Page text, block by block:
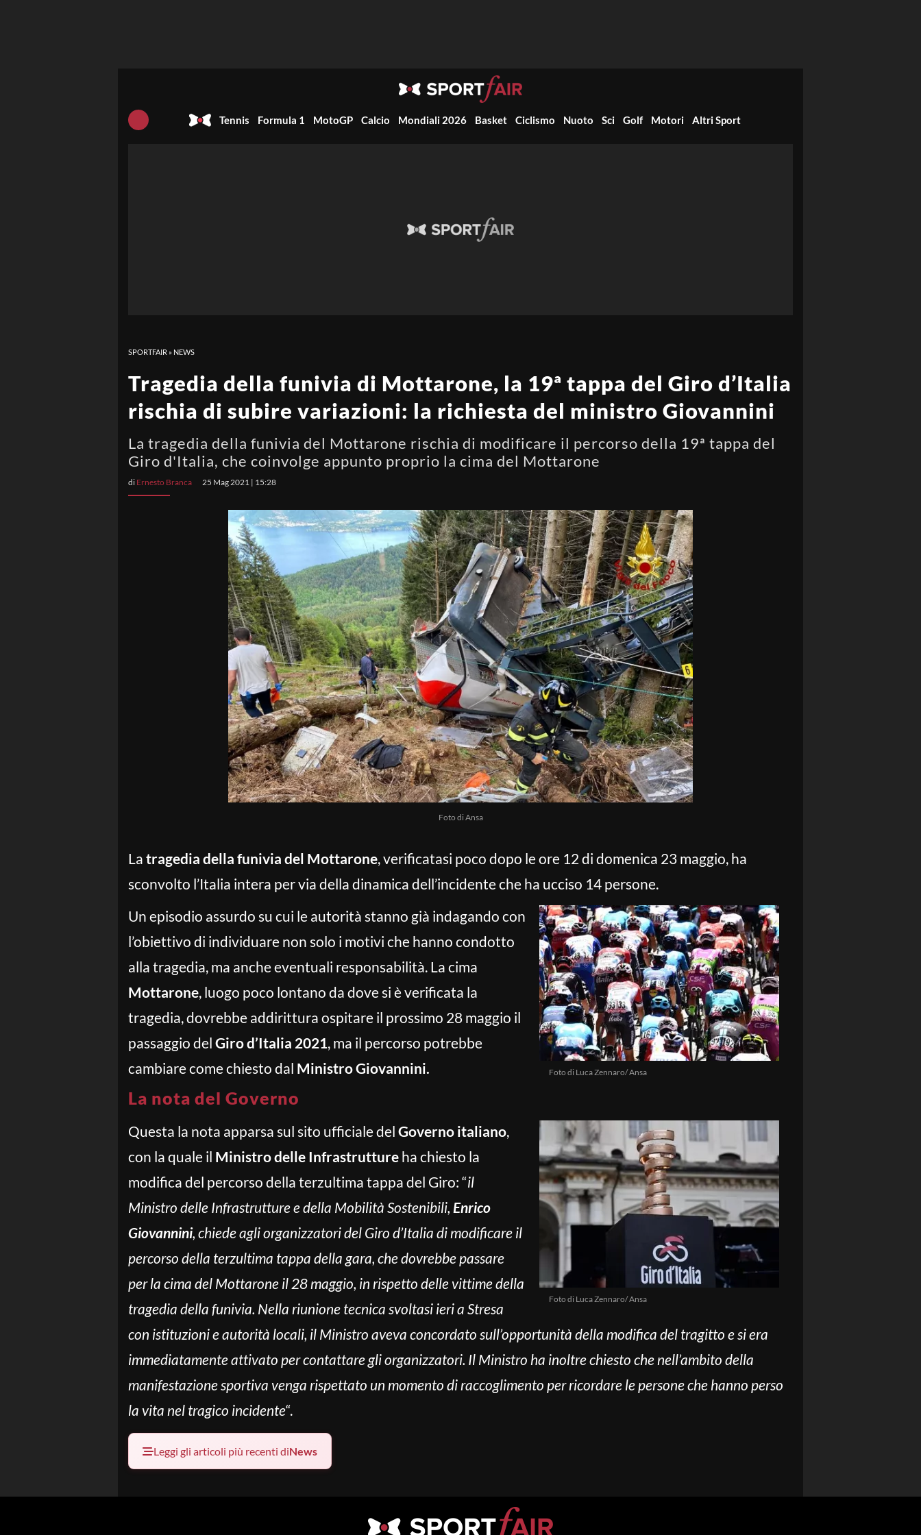
Tennis Formula 1 MotoGP Calcio Mondiali 2026 Basket Ciclismo Nuoto Sci Golf Motori Altri Sport
SPORTFAIR » NEWS
Tragedia della funivia di Mottarone, la 19ª tappa del Giro d’Italia
rischia di subire variazioni: la richiesta del ministro Giovannini
La tragedia della funivia del Mottarone rischia di modificare il percorso della 19ª tappa del
Giro d'Italia, che coinvolge appunto proprio la cima del Mottarone
di Ernesto Branca 25 Mag 2021 | 15:28
Foto di Ansa
La tragedia della funivia del Mottarone, verificatasi poco dopo le ore 12 di domenica 23 maggio, ha
sconvolto l’Italia intera per via della dinamica dell’incidente che ha ucciso 14 persone.
Foto di Luca Zennaro/ Ansa
Un episodio assurdo su cui le autorità stanno già indagando con
l’obiettivo di individuare non solo i motivi che hanno condotto
alla tragedia, ma anche eventuali responsabilità. La cima
Mottarone, luogo poco lontano da dove si è verificata la
tragedia, dovrebbe addirittura ospitare il prossimo 28 maggio il
passaggio del Giro d’Italia 2021, ma il percorso potrebbe
cambiare come chiesto dal Ministro Giovannini.
La nota del Governo
Foto di Luca Zennaro/ Ansa
Questa la nota apparsa sul sito ufficiale del Governo italiano,
con la quale il Ministro delle Infrastrutture ha chiesto la
modifica del percorso della terzultima tappa del Giro: “il
Ministro delle Infrastrutture e della Mobilità Sostenibili, Enrico
Giovannini, chiede agli organizzatori del Giro d’Italia di modificare il
percorso della terzultima tappa della gara, che dovrebbe passare
per la cima del Mottarone il 28 maggio, in rispetto delle vittime della
tragedia della funivia. Nella riunione tecnica svoltasi ieri a Stresa
con istituzioni e autorità locali, il Ministro aveva concordato sull’opportunità della modifica del tragitto e si era
immediatamente attivato per contattare gli organizzatori. Il Ministro ha inoltre chiesto che nell’ambito della
manifestazione sportiva venga rispettato un momento di raccoglimento per ricordare le persone che hanno perso
la vita nel tragico incidente“.
Leggi gli articoli più recenti diNews